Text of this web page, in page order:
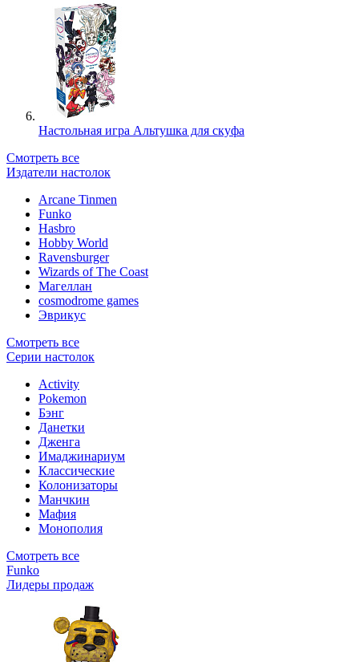
Настольная игра Альтушка для скуфа
Смотреть все
Издатели настолок
Arcane Tinmen
Funko
Hasbro
Hobby World
Ravensburger
Wizards of The Coast
Магеллан
сosmodrome games
Эврикус
Смотреть все
Серии настолок
Activity
Pokemon
Бэнг
Данетки
Дженга
Имаджинариум
Классические
Колонизаторы
Манчкин
Мафия
Монополия
Смотреть все
Funko
Лидеры продаж